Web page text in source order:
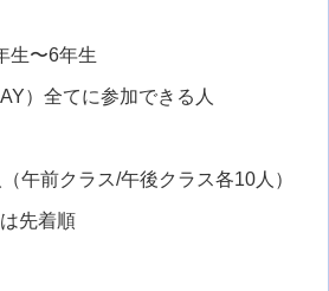
生〜6年生
）全てに参加できる人
（午前クラス/午後クラス各10 人）
先着順